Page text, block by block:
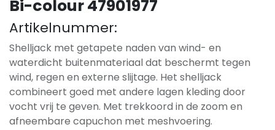
Bi-colour 47901977
Artikelnummer:
Shelljack met getapete naden van wind- en
waterdicht buitenmateriaal dat beschermt tegen
wind, regen en externe slijtage. Het shelljack
combineert goed met andere lagen kleding door
vocht vrij te geven. Met trekkoord in de zoom en
afneembare capuchon met meshvoering.